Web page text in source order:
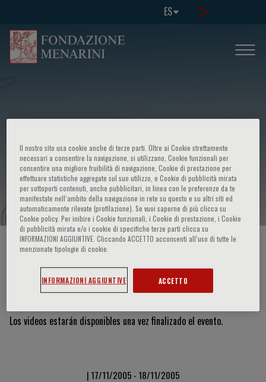
ES
20 anni di trapianto di cuore a Pavia
HOME PAGE / CURSOS Y EVENTOS
Vídeos y diapositivas
Los videos estarán disponibles una vez finalizado el evento.
| 17/11/2005 - 18/11/2005
Il nostro sito usa cookie anche di terze parti. Oltre ai Cookie strettamente
necessari a consentire la navigazione, si utilizzano, Cookie funzionali per
consentire una migliore fruibilità di navigazione, Cookie di prestazione per
effettuare statistiche aggregate sul suo utilizzo, e Cookie di pubblicità mirata
per sottoporti contenuti, anche pubblicitari, in linea con le preferenze da te
manifestate nell‘ambito della navigazione in rete su questo e su altri siti ed
automaticamente rilevate (profilazione). Se vuoi saperne di più clicca su
Cookie policy. Per inibire i Cookie funzionali, i Cookie di prestazione, i Cookie
di pubblicità mirata e/o i cookie di specifiche terze parti clicca su
INFORMAZIONI AGGIUNTIVE. Cliccando ACCETTO acconsenti all’uso di tutte le
menzionate tipologie di cookie.
INFORMAZIONI AGGIUNTIVE ACCETTO